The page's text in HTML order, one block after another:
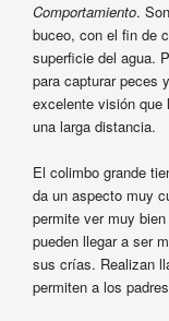
Comportamiento.
buceo, con el fin de
superficie del agua.
para capturar peces
excelente visión que
una larga distancia.
El colimbo grande
da un aspecto muy
permite ver muy
pueden llegar a ser
sus crías. Realizan
permiten a los